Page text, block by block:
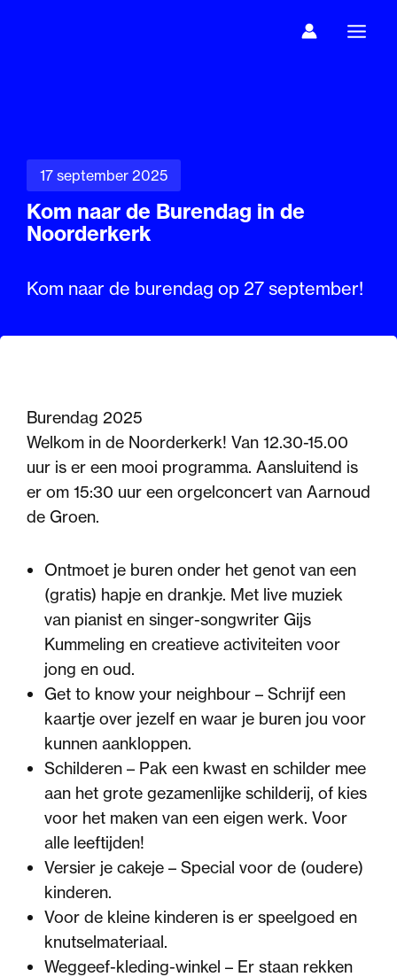
17 september 2025
Kom naar de Burendag in de
Noorderkerk
Kom naar de burendag op 27 september!
Burendag 2025
Welkom in de Noorderkerk! Van 12.30-15.00
uur is er een mooi programma. Aansluitend is
er om 15:30 uur een orgelconcert van Aarnoud
de Groen.
Ontmoet je buren onder het genot van een
(gratis) hapje en drankje. Met live muziek
van pianist en singer-songwriter Gijs
Kummeling en creatieve activiteiten voor
jong en oud.
Get to know your neighbour – Schrijf een
kaartje over jezelf en waar je buren jou voor
kunnen aankloppen.
Schilderen – Pak een kwast en schilder mee
aan het grote gezamenlijke schilderij, of kies
voor het maken van een eigen werk. Voor
alle leeftijden!
Versier je cakeje – Special voor de (oudere)
kinderen.
Voor de kleine kinderen is er speelgoed en
knutselmateriaal.
Weggeef-kleding-winkel – Er staan rekken